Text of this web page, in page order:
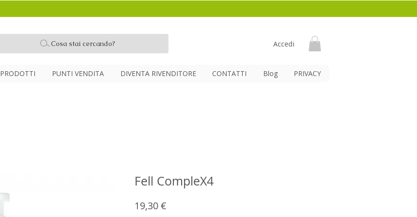
Cosa stai cercando? Accedi
PRODOTTI PUNTI VENDITA DIVENTA RIVENDITORE CONTATTI Blog PRIVACY
Fell CompleX4
19,30 €